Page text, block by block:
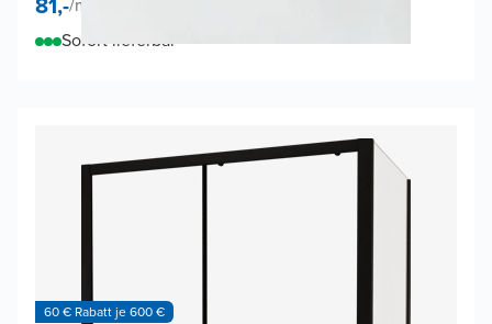
Sofort lieferbar
60 € Rabatt je 600 €